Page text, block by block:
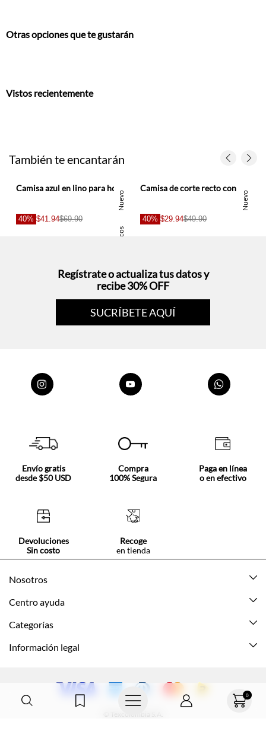
0
Otras opciones que te gustarán
Vistos recientemente
También te encantarán
Basicos
Nuevo
Camisa azul en lino para hombre
40% $41.94$69.90
Nuevo
Camisa de corte recto con rayas preteñidas en poliéster verde salvia para hombre
40% $29.94$49.90
Regístrate o actualiza tus datos y
recibe 30% OFF
SUCRÍBETE AQUÍ
Envío gratis
desde $50 USD
Compra
100% Segura
Paga en línea
o en efectivo
Devoluciones
Sin costo
Recoge
en tienda
Nosotros
Acerca de Tennis
Centro ayuda
Mis pedidos
Guía de tallas
Contáctanos
Categorías
Nuevo
Niña
Información legal
Politica de envío y devolución
Políticas de privacidad
© Texcolombia S.A.